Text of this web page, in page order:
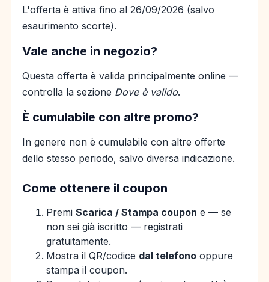
L'offerta è attiva fino al 26/09/2026 (salvo
esaurimento scorte).
Vale anche in negozio?
Questa offerta è valida principalmente online —
controlla la sezione Dove è valido.
È cumulabile con altre promo?
In genere non è cumulabile con altre offerte
dello stesso periodo, salvo diversa indicazione.
Come ottenere il coupon
Premi Scarica / Stampa coupon e — se
non sei già iscritto — registrati
gratuitamente.
Mostra il QR/codice dal telefono oppure
stampa il coupon.